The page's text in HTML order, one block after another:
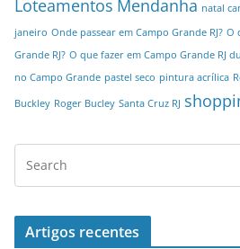
Loteamentos Mendanha natal
janeiro Onde passear em Campo Grande RJ? O
Grande RJ? O que fazer em Campo Grande RJ
no Campo Grande pastel seco pintura acrílica
Buckley Roger Bucley Santa Cruz RJ
Artigos recentes